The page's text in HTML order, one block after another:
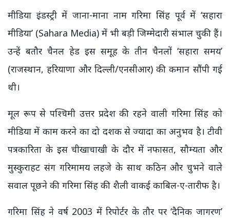
मीडिया इंडस्ट्री में जाना-माना नाम गरिमा सिंह पूर्व में ‘सहारा
मीडिया’ (Sahara Media) में भी बड़ी जिम्मेदारी संभाल चुकी हैं।
उन्हें बतौर चैनल हेड इस समूह के तीन चैनलों ‘सहारा समय’
(राजस्थान, हरियाणा और दिल्ली/एनसीआर) की कमान सौंपी गई
थी।
मूल रूप से पश्चिमी उत्तर प्रदेश की रहने वाली गरिमा सिंह को
मीडिया में काम करने का दो दशक से ज्यादा का अनुभव है। टीवी
पत्रकारिता के इस चीखाचाखी के दौर में नफासत, सौम्यता और
मुस्कुराहट संग गरिमामय लहजे के साथ कठिन और चुभने वाले
सवाल पूछने की गरिमा सिंह की शैली वाकई काबिल-ए-तारीफ है।
गरिमा सिंह ने वर्ष 2003 में रिपोर्टर के तौर पर ‘दैनिक जागरण’